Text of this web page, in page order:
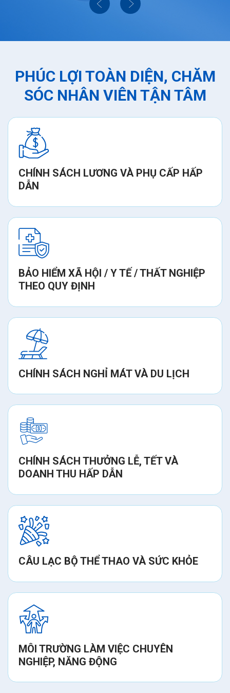
PHÚC LỢI TOÀN DIỆN, CHĂM
SÓC NHÂN VIÊN TẬN TÂM
CHÍNH SÁCH LƯƠNG VÀ PHỤ CẤP HẤP
DẪN
BẢO HIỂM XÃ HỘI / Y TẾ / THẤT NGHIỆP
THEO QUY ĐỊNH
CHÍNH SÁCH NGHỈ MÁT VÀ DU LỊCH
CHÍNH SÁCH THƯỞNG LỄ, TẾT VÀ
DOANH THU HẤP DẪN
CÂU LẠC BỘ THỂ THAO VÀ SỨC KHỎE
MÔI TRƯỜNG LÀM VIỆC CHUYÊN
NGHIỆP, NĂNG ĐỘNG